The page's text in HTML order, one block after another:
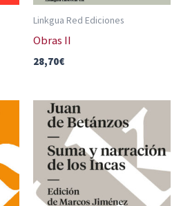
Linkgua Red Ediciones
Obras II
28,70€